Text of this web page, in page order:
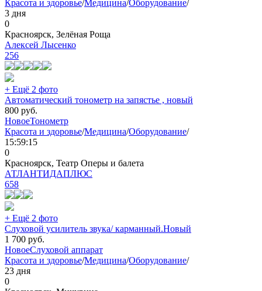
Красота и здоровье/Медицина/Оборудование/
3 дня
0
Красноярск, Зелёная Роща
Алексей Лысенко
256
+ Ещё 2 фото
Автоматический тонометр на запястье , новый
800 руб.
НовоеТонометр
Красота и здоровье/Медицина/Оборудование/
15:59:15
0
Красноярск, Театр Оперы и балета
АТЛАНТИДАПЛЮС
658
+ Ещё 2 фото
Слуховой усилитель звука/ карманный.Новый
1 700 руб.
НовоеСлуховой аппарат
Красота и здоровье/Медицина/Оборудование/
23 дня
0